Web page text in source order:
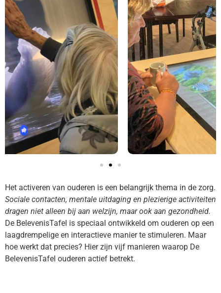
Het activeren van ouderen is een belangrijk thema in de zorg.
Sociale contacten, mentale uitdaging en plezierige activiteiten
dragen niet alleen bij aan welzijn, maar ook aan gezondheid.
De BelevenisTafel is speciaal ontwikkeld om ouderen op een
laagdrempelige en interactieve manier te stimuleren. Maar
hoe werkt dat precies? Hier zijn vijf manieren waarop De
BelevenisTafel ouderen actief betrekt.